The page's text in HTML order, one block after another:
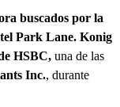
buscados por la
Park Lane. Konig
HSBC, una de las
Inc., durante